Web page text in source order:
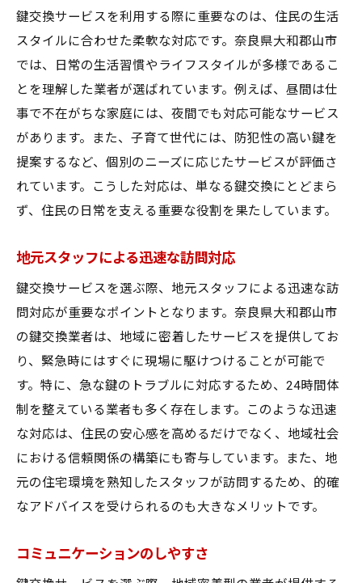
鍵交換サービスを利用する際に重要なのは、住民の生活
スタイルに合わせた柔軟な対応です。奈良県大和郡山市
では、日常の生活習慣やライフスタイルが多様であるこ
とを理解した業者が選ばれています。例えば、昼間は仕
事で不在がちな家庭には、夜間でも対応可能なサービス
があります。また、子育て世代には、防犯性の高い鍵を
提案するなど、個別のニーズに応じたサービスが評価さ
れています。こうした対応は、単なる鍵交換にとどまら
ず、住民の日常を支える重要な役割を果たしています。
地元スタッフによる迅速な訪問対応
鍵交換サービスを選ぶ際、地元スタッフによる迅速な訪
問対応が重要なポイントとなります。奈良県大和郡山市
の鍵交換業者は、地域に密着したサービスを提供してお
り、緊急時にはすぐに現場に駆けつけることが可能で
す。特に、急な鍵のトラブルに対応するため、24時間体
制を整えている業者も多く存在します。このような迅速
な対応は、住民の安心感を高めるだけでなく、地域社会
における信頼関係の構築にも寄与しています。また、地
元の住宅環境を熟知したスタッフが訪問するため、的確
なアドバイスを受けられるのも大きなメリットです。
コミュニケーションのしやすさ